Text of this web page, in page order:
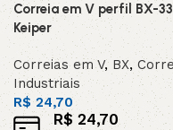
Correia em V perfil BX-33
Keiper
Correias em V, BX,
Industriais
R$24,70
R$24,70